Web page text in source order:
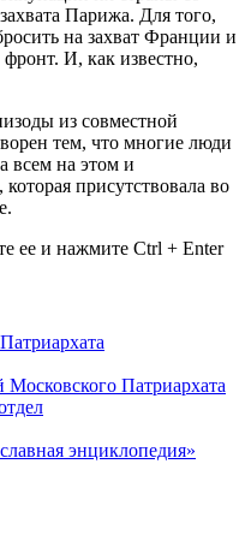
Парижа. Для того,
на захват Франции и
И, как известно,
из совместной
тем, что многие люди
всем на этом и
присутствовала во
ее и нажмите Ctrl + Enter
Патриархата
энциклопедия»